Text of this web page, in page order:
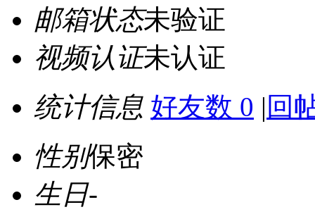
邮箱状态未验证
视频认证未认证
统计信息 好友数 0 | 回
性别保密
生日-